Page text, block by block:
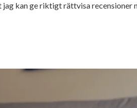
kan ge riktigt rättvisa recensioner